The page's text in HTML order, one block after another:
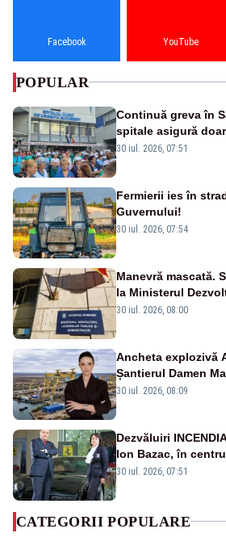
Facebook YouTube
POPULAR
Continuă greva în
spitale asigură
30 iul. 2026, 07:51
Fermierii ies în
Guvernului!
30 iul. 2026, 07:54
Manevră mascată.
la Ministerul
ies în stradă
30 iul. 2026, 08:00
Ancheta explozivă
Șantierul Damen
scufundă apărarea
30 iul. 2026, 08:09
Dezvăluiri
Ion Bazac, în
publice
30 iul. 2026, 07:51
CATEGORII POPULARE